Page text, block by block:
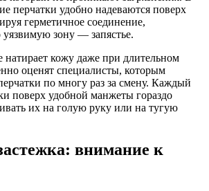
перчатки удобно надеваются поверх
герметичное соединение,
зону — запястье.
кожу даже при длительном
оценят специалисты, которым
по многу раз за смену. Каждый
поверх удобной манжеты гораздо
их на голую руку или на тугую
внимание к